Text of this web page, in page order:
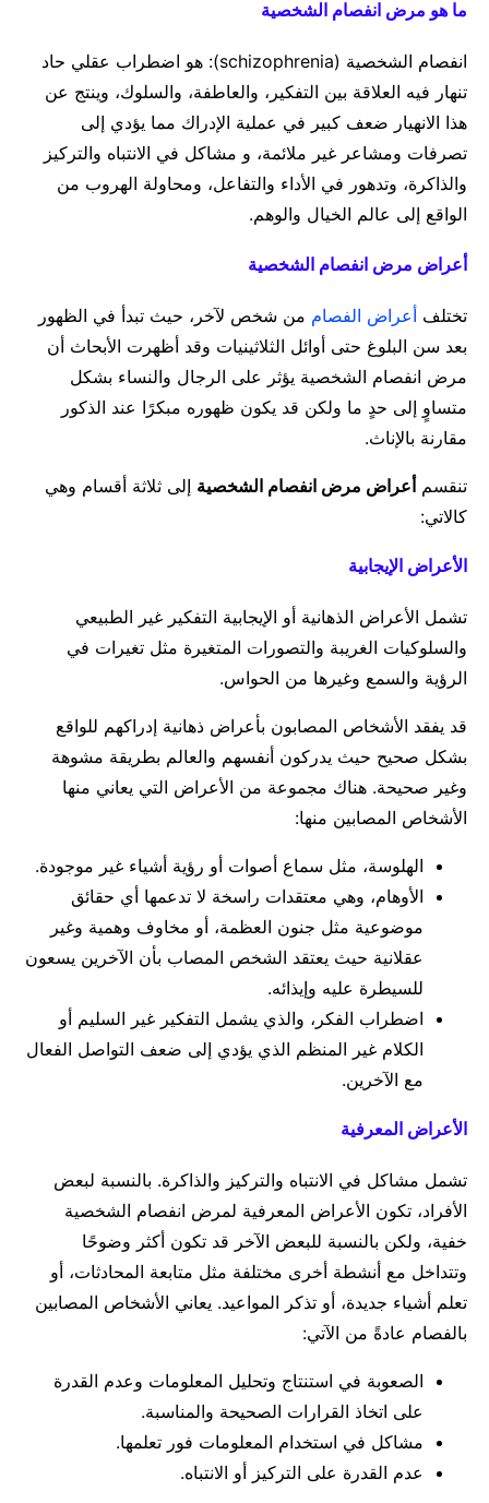
ما هو مرض انفصام الشخصية
انفصام الشخصية (schizophrenia): هو اضطراب عقلي حاد
تنهار فيه العلاقة بين التفكير، والعاطفة، والسلوك، وينتج عن
هذا الانهيار ضعف كبير في عملية الإدراك مما يؤدي إلى
تصرفات ومشاعر غير ملائمة، و مشاكل في الانتباه والتركيز
والذاكرة، وتدهور في الأداء والتفاعل، ومحاولة الهروب من
الواقع إلى عالم الخيال والوهم.
أعراض مرض انفصام الشخصية
تختلف أعراض الفصام من شخص لآخر، حيث تبدأ في الظهور
بعد سن البلوغ حتى أوائل الثلاثينيات وقد أظهرت الأبحاث أن
مرض انفصام الشخصية يؤثر على الرجال والنساء بشكل
متساوٍ إلى حدٍ ما ولكن قد يكون ظهوره مبكرًا عند الذكور
مقارنة بالإناث.
تنقسم أعراض مرض انفصام الشخصية إلى ثلاثة أقسام وهي
كالاتي:
الأعراض الإيجابية
تشمل الأعراض الذهانية أو الإيجابية التفكير غير الطبيعي
والسلوكيات الغريبة والتصورات المتغيرة مثل تغيرات في
الرؤية والسمع وغيرها من الحواس.
قد يفقد الأشخاص المصابون بأعراض ذهانية إدراكهم للواقع
بشكل صحيح حيث يدركون أنفسهم والعالم بطريقة مشوهة
وغير صحيحة. هناك مجموعة من الأعراض التي يعاني منها
الأشخاص المصابين منها:
الهلوسة، مثل سماع أصوات أو رؤية أشياء غير موجودة.
الأوهام، وهي معتقدات راسخة لا تدعمها أي حقائق
موضوعية مثل جنون العظمة، أو مخاوف وهمية وغير
عقلانية حيث يعتقد الشخص المصاب بأن الآخرين يسعون
للسيطرة عليه وإيذائه.
اضطراب الفكر، والذي يشمل التفكير غير السليم أو
الكلام غير المنظم الذي يؤدي إلى ضعف التواصل الفعال
مع الآخرين.
الأعراض المعرفية
تشمل مشاكل في الانتباه والتركيز والذاكرة. بالنسبة لبعض
الأفراد، تكون الأعراض المعرفية لمرض انفصام الشخصية
خفية، ولكن بالنسبة للبعض الآخر قد تكون أكثر وضوحًا
وتتداخل مع أنشطة أخرى مختلفة مثل متابعة المحادثات، أو
تعلم أشياء جديدة، أو تذكر المواعيد. يعاني الأشخاص المصابين
بالفصام عادةً من الآتي:
الصعوبة في استنتاج وتحليل المعلومات وعدم القدرة
على اتخاذ القرارات الصحيحة والمناسبة.
مشاكل في استخدام المعلومات فور تعلمها.
عدم القدرة على التركيز أو الانتباه.